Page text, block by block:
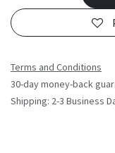
Terms and Conditions
30-day money-back
Shipping: 2-3 Business